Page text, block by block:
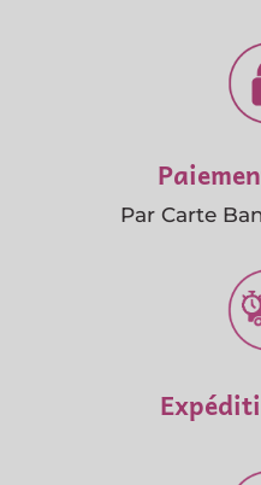
Par Carte